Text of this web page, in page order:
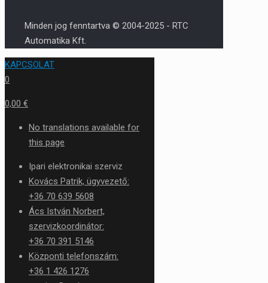
Minden jog fenntartva © 2004-2025 - RTC
Automatika Kft.
KAPCSOLAT
0
0,00 €
No translations available for
this page
Ipari elektronikai szerviz
Kovács Patrik, ügyvezető:
+36 70 639 5608
Ács István Norbert,
szervizkoordinátor:
+36 70 391 5146
Központi telefonszám:
+36 1 426 1276